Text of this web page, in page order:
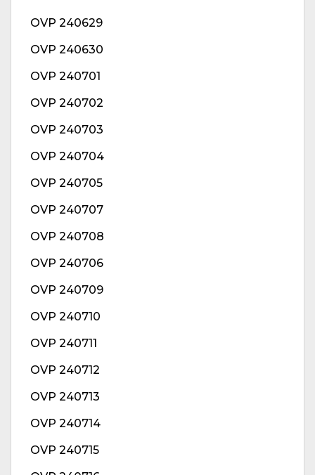
OVP 240629
OVP 240630
OVP 240701
OVP 240702
OVP 240703
OVP 240704
OVP 240705
OVP 240707
OVP 240708
OVP 240706
OVP 240709
OVP 240710
OVP 240711
OVP 240712
OVP 240713
OVP 240714
OVP 240715